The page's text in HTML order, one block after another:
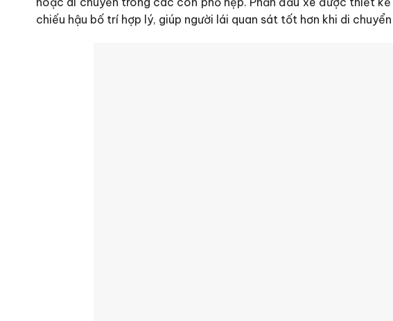
chiếu hậu bố trí hợp lý, giúp người lái quan sát tốt hơn khi di